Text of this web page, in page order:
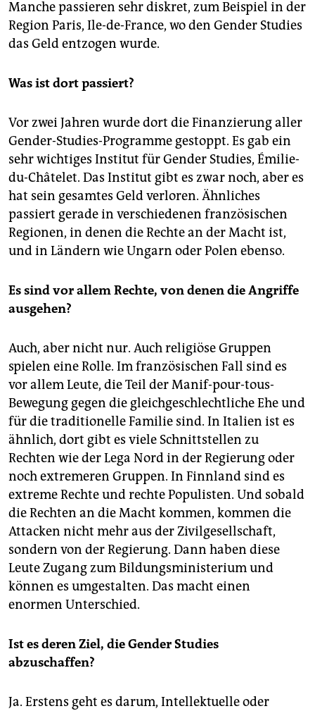
Manche passieren sehr diskret, zum Beispiel in der
Region Paris, Ile-de-France, wo den Gender Studies
das Geld entzogen wurde.
Was ist dort passiert?
Vor zwei Jahren wurde dort die Finanzierung aller
Gender-Studies-Programme gestoppt. Es gab ein
sehr wichtiges Institut für Gender Studies, Émilie-
du-Châtelet. Das Institut gibt es zwar noch, aber es
hat sein gesamtes Geld verloren. Ähnliches
passiert gerade in verschiedenen französischen
Regionen, in denen die Rechte an der Macht ist,
und in Ländern wie Ungarn oder Polen ebenso.
Es sind vor allem Rechte, von denen die Angriffe
ausgehen?
Auch, aber nicht nur. Auch religiöse Gruppen
spielen eine Rolle. Im französischen Fall sind es
vor allem Leute, die Teil der Manif-pour-tous-
Bewegung gegen die gleichgeschlechtliche Ehe und
für die traditionelle Familie sind. In Italien ist es
ähnlich, dort gibt es viele Schnittstellen zu
Rechten wie der Lega Nord in der Regierung oder
noch extremeren Gruppen. In Finnland sind es
extreme Rechte und rechte Populisten. Und sobald
die Rechten an die Macht kommen, kommen die
Attacken nicht mehr aus der Zivilgesellschaft,
sondern von der Regierung. Dann haben diese
Leute Zugang zum Bildungsministerium und
können es umgestalten. Das macht einen
enormen Unterschied.
Ist es deren Ziel, die Gender Studies
abzuschaffen?
Ja. Erstens geht es darum, Intellektuelle oder